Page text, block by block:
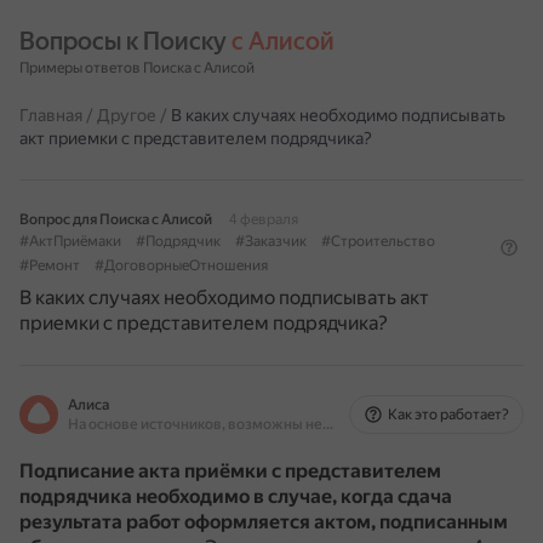
Вопросы к Поиску с Алисой
Примеры ответов Поиска с Алисой
Главная / Другое / В каких случаях необходимо подписывать
акт приемки с представителем подрядчика?
Вопрос для Поиска с Алисой
4 февраля
#АктПриёмаки
#Подрядчик #Заказчик
#Строительство
#Ремонт
#ДоговорныеОтношения
В каких случаях необходимо подписывать акт
приемки с представителем подрядчика?
Алиса
На основе источников, возможны неточности
Как это работает?
Подписание акта приёмки с представителем
подрядчика необходимо в случае, когда сдача
результата работ оформляется актом, подписанным